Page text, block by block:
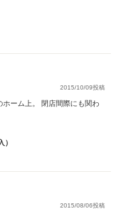
2015/10/09投稿
ーム上。 閉店間際にも関わ
2015/08/06投稿